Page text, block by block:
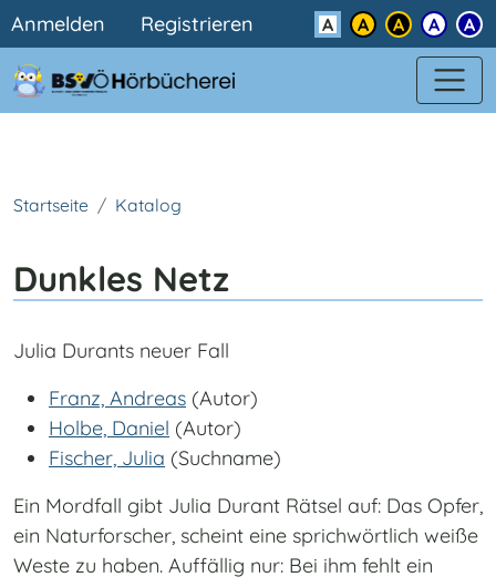
Direkt zum Inhalt
Benutzermenü
Anmelden Registrieren Kontrast
Startseite Katalog
Dunkles Netz
Julia Durants neuer Fall
Franz, Andreas (Autor)
Holbe, Daniel (Autor)
Fischer, Julia (Suchname)
Ein Mordfall gibt Julia Durant Rätsel auf: Das Opfer,
ein Naturforscher, scheint eine sprichwörtlich weiße
Weste zu haben. Auffällig nur: Bei ihm fehlt ein